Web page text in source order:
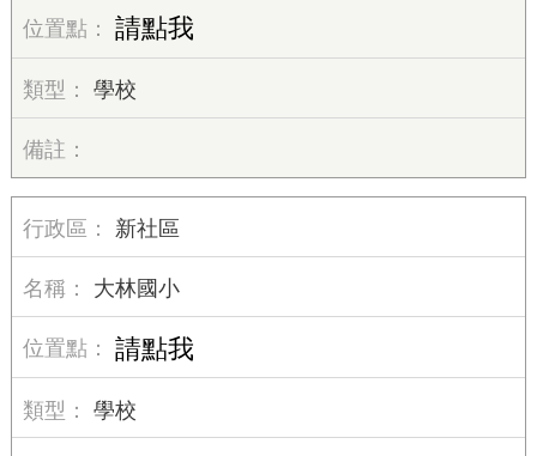
請點我
學校
新社區
大林國小
請點我
學校